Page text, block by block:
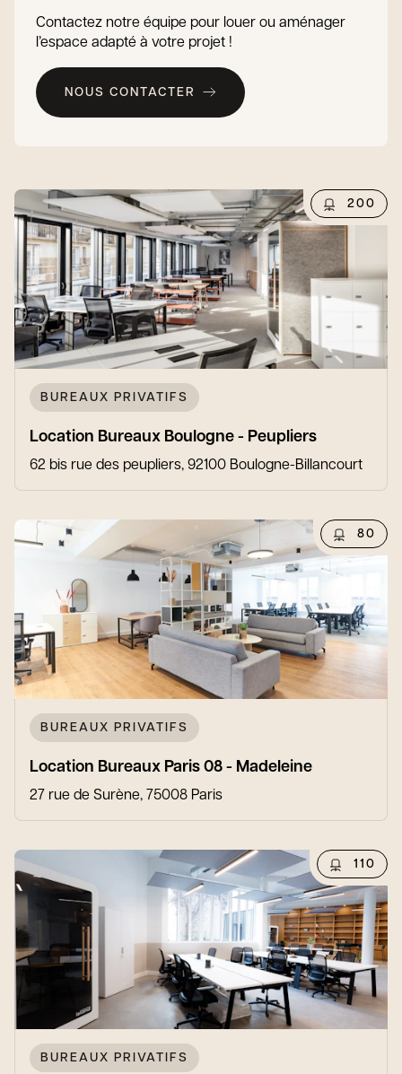
Contactez notre équipe pour louer ou aménager
l’espace adapté à votre projet !
NOUS CONTACTER
200
BUREAUX PRIVATIFS
Location Bureaux Boulogne - Peupliers
62 bis rue des peupliers, 92100 Boulogne-Billancourt
80
BUREAUX PRIVATIFS
Location Bureaux Paris 08 - Madeleine
27 rue de Surène, 75008 Paris
110
BUREAUX PRIVATIFS